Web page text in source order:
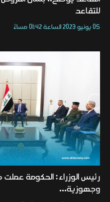
للتقاعد
05 يونيو 2023 الساعة 01:42 مساءً
رئيس الوزراء: الحكومة
وجهوزية...